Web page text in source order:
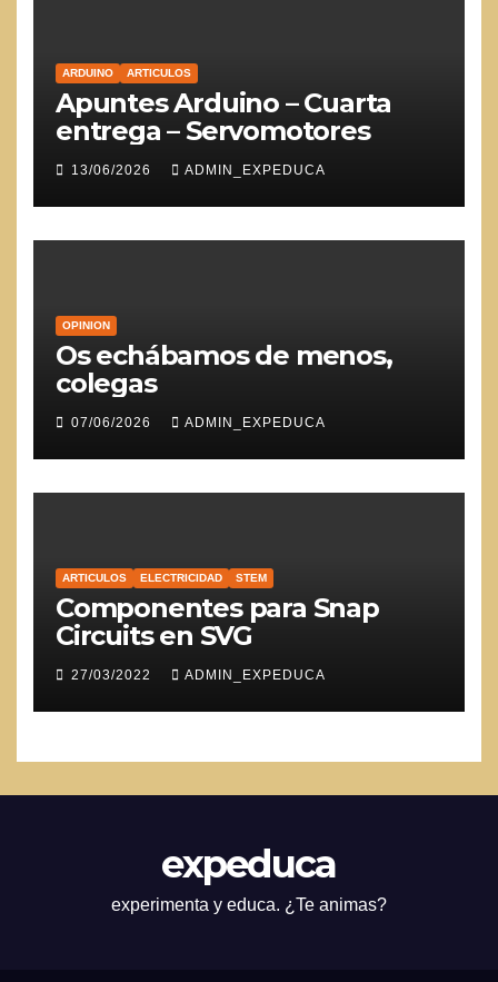
ARDUINO ARTICULOS
Apuntes Arduino – Cuarta
entrega – Servomotores
13/06/2026 ADMIN_EXPEDUCA
OPINION
Os echábamos de menos,
colegas
07/06/2026 ADMIN_EXPEDUCA
ARTICULOS ELECTRICIDAD STEM
Componentes para Snap
Circuits en SVG
27/03/2022 ADMIN_EXPEDUCA
expeduca
experimenta y educa. ¿Te animas?